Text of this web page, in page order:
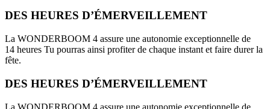
DES HEURES D’ÉMERVEILLEMENT
La WONDERBOOM 4 assure une autonomie exceptionnelle de
14 heures Tu pourras ainsi profiter de chaque instant et faire durer la
fête.
DES HEURES D’ÉMERVEILLEMENT
La WONDERBOOM 4 assure une autonomie exceptionnelle de